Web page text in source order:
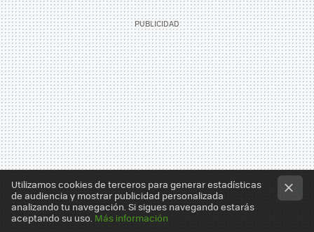
Utilizamos cookies de terceros para generar estadísticas
de audiencia y mostrar publicidad personalizada
analizando tu navegación. Si sigues navegando estarás
aceptando su uso. Más información